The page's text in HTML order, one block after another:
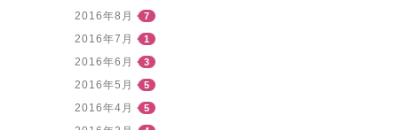
2016年8月 7
2016年7月 1
2016年6月 3
2016年5月 5
2016年4月 5